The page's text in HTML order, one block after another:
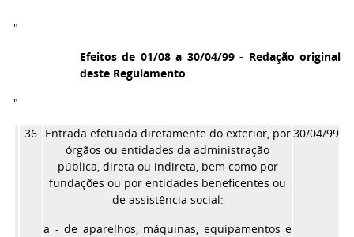
"
Efeitos de 01/08 a 30/04/99 - Redação original
deste Regulamento
"
36 Entrada efetuada diretamente do exterior, por
órgãos ou entidades da administração
pública, direta ou indireta, bem como por
fundações ou por entidades beneficentes ou
de assistência social:
a - de aparelhos, máquinas, equipamentos e
30/04/99